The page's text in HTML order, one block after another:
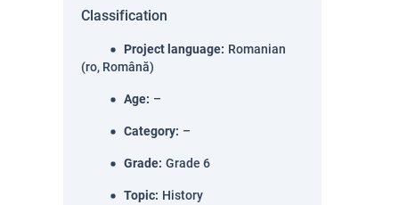
Classification
Project language: Romanian
(ro, Română)
Age: –
Category: –
Grade: Grade 6
Topic: History